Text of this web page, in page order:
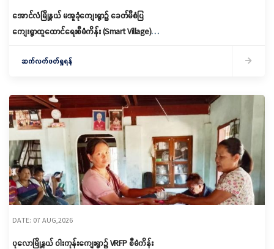
အောင်လံမြို့နယ် မအူခုံကျေးရွာ၌ ခေတ်မီစံပြ
ကျေးရွာထူထောင်ရေးစီမံကိန်း (Smart Village)
ဆက်လက်ဖတ်ရှုရန်
DATE: 07 AUG,2026
ပုလောမြို့နယ် ဝါးကုန်းကျေးရွာ၌ ‌VRFP စီမံကိန်း